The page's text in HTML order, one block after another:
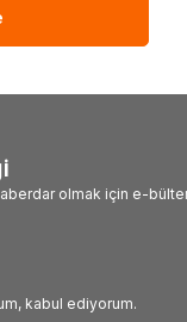
olmak için e-
kabul ediyorum.